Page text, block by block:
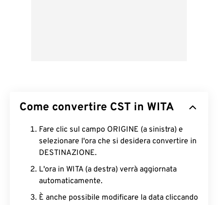
Come convertire CST in WITA
Fare clic sul campo ORIGINE (a sinistra) e
selezionare l'ora che si desidera convertire in
DESTINAZIONE.
L'ora in WITA (a destra) verrà aggiornata
automaticamente.
È anche possibile modificare la data cliccando